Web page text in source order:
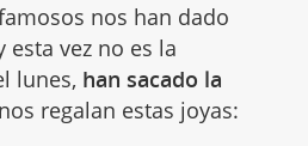
nos han dado
esta vez no es la
lunes, han sacado la
regalan estas joyas: